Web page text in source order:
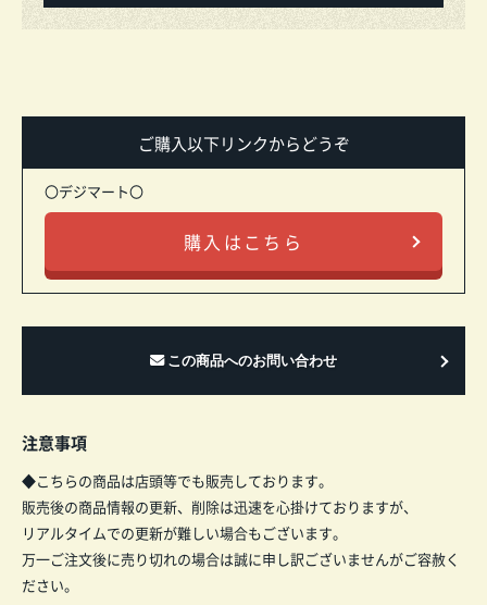
ご購入以下リンクからどうぞ
〇デジマート〇
購入はこちら
注意事項
◆こちらの商品は店頭等でも販売しております。
販売後の商品情報の更新、削除は迅速を心掛けておりますが、
リアルタイムでの更新が難しい場合もございます。
万一ご注文後に売り切れの場合は誠に申し訳ございませんがご容赦く
ださい。